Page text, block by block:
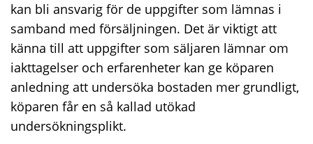
kan bli ansvarig för de uppgifter som lämnas i
samband med försäljningen. Det är viktigt att
känna till att uppgifter som säljaren lämnar om
iakttagelser och erfarenheter kan ge köparen
anledning att undersöka bostaden mer grundligt,
köparen får en så kallad utökad
undersökningsplikt.